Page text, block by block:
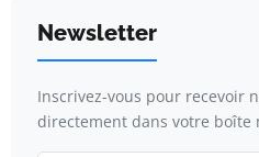
Newsletter
Inscrivez-vous pour recevoir
directement dans votre boîte